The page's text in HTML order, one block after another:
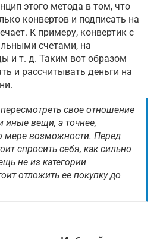
этого метода в том, что
конвертов и подписать на
К примеру, конвертик с
счетами, на
и т. д. Таким вот образом
и рассчитывать деньги на
свое отношение
иные вещи, а точнее,
мере возможности. Перед
спросить себя, как сильно
не из категории
отложить ее покупку до